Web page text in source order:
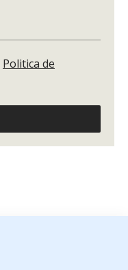
Politica de